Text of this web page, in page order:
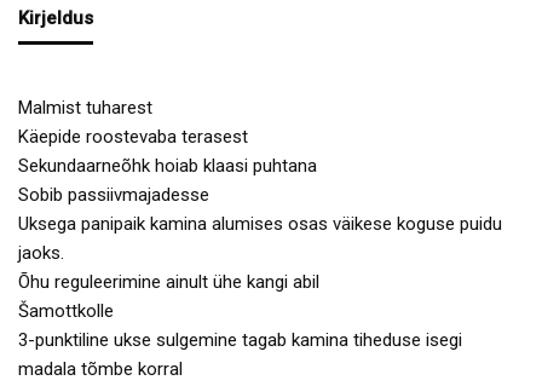
Kirjeldus
Malmist tuharest
Käepide roostevaba terasest
Sekundaarneõhk hoiab klaasi puhtana
Sobib passiivmajadesse
Uksega panipaik kamina alumises osas väikese koguse puidu
jaoks.
Õhu reguleerimine ainult ühe kangi abil
Šamottkolle
3-punktiline ukse sulgemine tagab kamina tiheduse isegi
madala tõmbe korral